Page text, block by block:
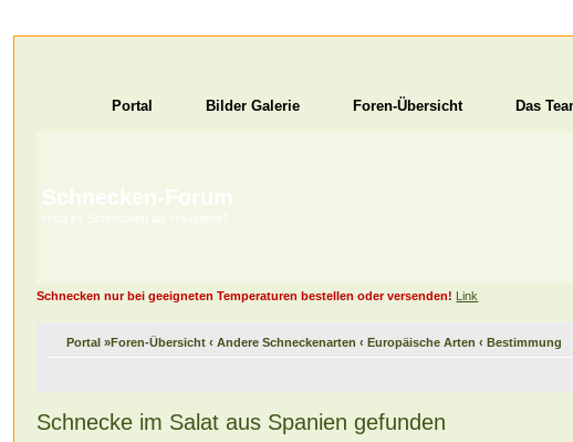
Portal Bilder Galerie Foren-Übersicht Das
Schnecken-Forum
Habt ihr Schnecken als Haustiere?
Schnecken nur bei geeigneten Temperaturen bestellen oder versenden! Link
Portal »Foren-Übersicht ‹ Andere Schneckenarten ‹ Europäische Arten ‹ Bestimmung
Schnecke im Salat aus Spanien gefunden